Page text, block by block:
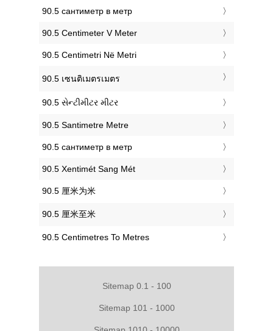
‎90.5 сантиметр в метр
‎90.5 Centimeter V Meter
‎90.5 Centimetri Në Metri
‎90.5 เซนติเมตรเมตร
‎90.5 સેન્ટીમીટર મીટર
‎90.5 Santimetre Metre
‎90.5 сантиметр в метр
‎90.5 Xentimét Sang Mét
‎90.5 厘米为米
‎90.5 厘米至米
‎90.5 Centimetres To Metres
Sitemap 0.1 - 100
Sitemap 101 - 1000